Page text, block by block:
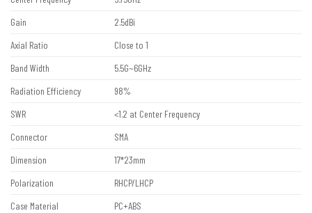
Gain
2.5dBi
Axial Ratio
Close to 1
Band Width
5.5G~6GHz
Radiation Efficiency
98%
SWR
<1.2 at Center Frequency
Connector
SMA
Dimension
17*23mm
Polarization
RHCP/LHCP
Case Material
PC+ABS